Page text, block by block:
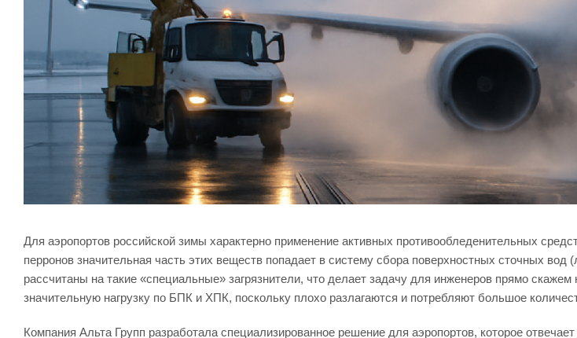
Для аэропортов российской зимы характерно применение активных противообледенительных
перронов значительная часть этих веществ попадает в систему сбора поверхностных сточных
рассчитаны на такие «специальные» загрязнители, что делает задачу для инженеров прямо
значительную нагрузку по БПК и ХПК, поскольку плохо разлагаются и потребляют большое
Компания Альта Групп разработала специализированное решение для аэропортов, которое